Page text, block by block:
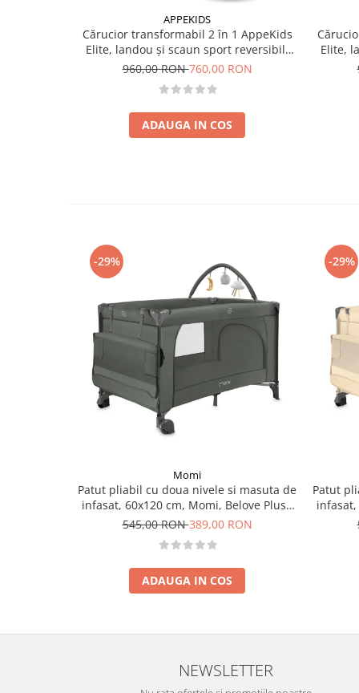
APPEKIDS
Cărucior transformabil 2 în 1 AppeKids
Elite, landou și scaun sport reversibil,
suspensii, adaptori scoică auto, până la
960,00 RON760,00 RON
ADAUGA IN COS
Elite,
-29%
Momi
Patut pliabil cu doua nivele si masuta de
infasat, 60x120 cm, Momi, Belove Plus -
Green
545,00 RON389,00 RON
ADAUGA IN COS
-29%
Patut
infasat,
NEWSLETTER